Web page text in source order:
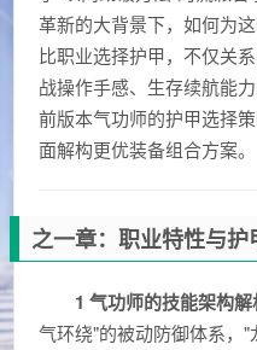
革新的大背景下，如何为
比职业选择护甲，不仅关
战操作手感、生存续航能
前版本气功师的护甲选择
面解构更优装备组合方案。
之一章：职业特性与
1 气功师的技能架构解
气环绕"的被动防御体系，"